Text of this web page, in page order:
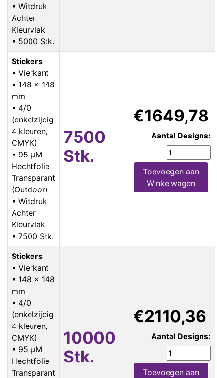
• Witdruk
Achter
Kleurvlak
• 5000 Stk.
Stickers
• Vierkant
• 148 x 148
mm
• 4/0
(enkelzijdig
4 kleuren,
CMYK)
• 95 µM
Hechtfolie
Transparant
(Outdoor)
• Witdruk
Achter
Kleurvlak
• 7500 Stk.
7500
Stk.
€1649,78
Aantal Designs:
Toevoegen aan
Winkelwagen
Stickers
• Vierkant
• 148 x 148
mm
• 4/0
(enkelzijdig
4 kleuren,
CMYK)
• 95 µM
Hechtfolie
Transparant
10000
Stk.
€2110,36
Aantal Designs:
Toevoegen aan